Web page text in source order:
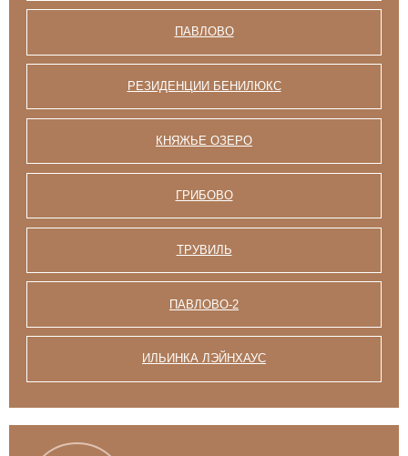
ПАВЛОВО
РЕЗИДЕНЦИИ БЕНИЛЮКС
КНЯЖЬЕ ОЗЕРО
ГРИБОВО
ТРУВИЛЬ
ПАВЛОВО-2
ИЛЬИНКА ЛЭЙНХАУС